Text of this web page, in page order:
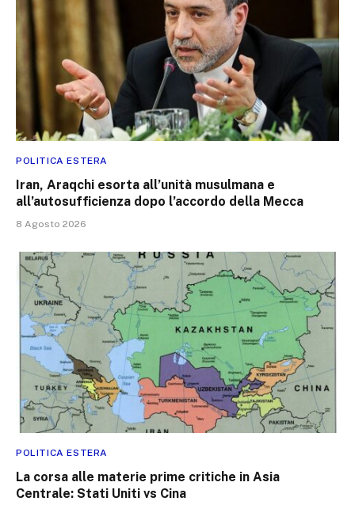
POLITICA ESTERA
Iran, Araqchi esorta all’unità musulmana e
all’autosufficienza dopo l’accordo della Mecca
8 Agosto 2026
POLITICA ESTERA
La corsa alle materie prime critiche in Asia
Centrale: Stati Uniti vs Cina